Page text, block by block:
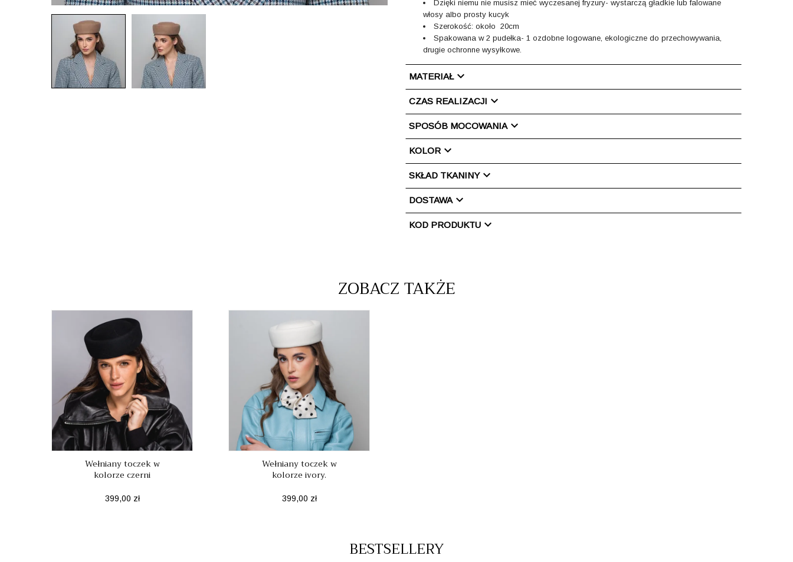
Dzięki niemu nie musisz mieć wyczesanej fryzury- wystarczą gładkie lub falowane
włosy albo prosty kucyk
Szerokość: około 20cm
Spakowana w 2 pudełka- 1 ozdobne logowane, ekologiczne do przechowywania,
drugie ochronne wysyłkowe.
MATERIAŁchevron_right
CZAS REALIZACJI chevron_right
SPOSÓB MOCOWANIAchevron_right
KOLORchevron_right
SKŁAD TKANINYchevron_right
DOSTAWAchevron_right
KOD PRODUKTU chevron_right
ZOBACZ TAKŻE
Wełniany toczek w
kolorze czerni
Cena
399,00 zł
Wełniany toczek w
kolorze ivory.
Cena
399,00 zł
BESTSELLERY